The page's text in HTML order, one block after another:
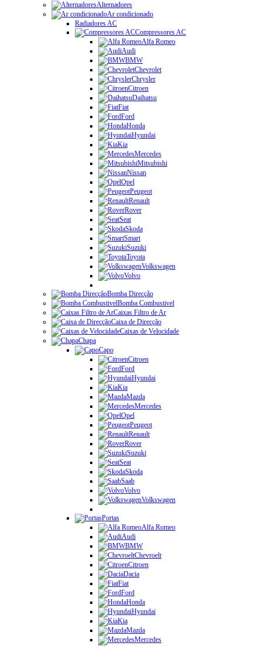
Alternadores
Ar condicionado
Radiadores AC
Compressores AC
Alfa Romeo
Audi
BMW
Chevrolet
Chrysler
Citroen
Daihatsu
Fiat
Ford
Honda
Hyundai
Kia
Mercedes
Mitsubishi
Nissan
Opel
Peugeot
Renault
Rover
Seat
Skoda
Smart
Suzuki
Toyota
Volkswagen
Volvo
Bomba Direcção
Bomba Combustivel
Caixas Filtro de Ar
Caixa de Direcção
Caixas de Velocidade
Chapa
Capo
Citroen
Ford
Hyundai
Kia
Mazda
Mercedes
Opel
Peugeot
Renault
Rover
Suzuki
Seat
Skoda
Saab
Volvo
Volkswagen
Portas
Alfa Romeo
Audi
BMW
Chevroelt
Citroen
Dacia
Fiat
Ford
Honda
Hyundai
Kia
Mazda
Mercedes